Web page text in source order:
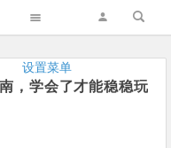
设置菜单
，学会了才能稳稳玩